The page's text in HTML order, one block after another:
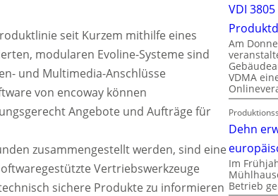
seit Kurzem mithilfe eines
modularen Evoline-Systeme sind
und Multimedia-Anschlüsse
von encoway können
Angebote und Aufträge für
zusammengestellt werden, sind eine
Vertriebswerkzeuge
sichere Produkte zu informieren
VDI
Am
VDMA
Dehn
Im
Betrieb